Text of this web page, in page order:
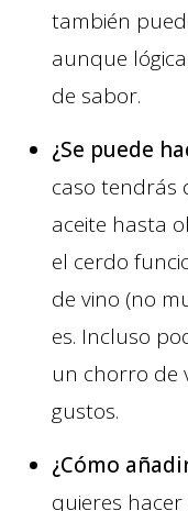
también
aunque
de sabor.
¿Se puede
caso tendrás
aceite hasta
el cerdo
de vino (no
es. Incluso
un chorro de
gustos.
¿Cómo
quieres